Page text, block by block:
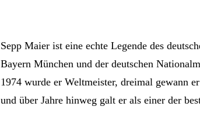
Sepp Maier ist eine echte Legende des
Bayern München und der deutschen
1974 wurde er Weltmeister, dreimal gewann
und über Jahre hinweg galt er als einer der